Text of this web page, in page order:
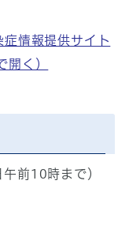
情報提供サイト
開く）
前10時まで）